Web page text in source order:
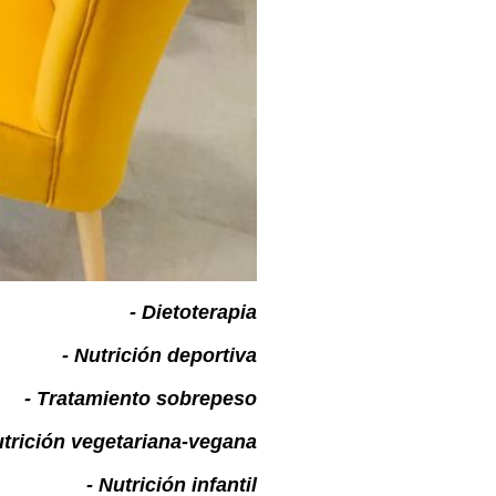
- Dietoterapia
- Nutrición deportiva
- Tratamiento sobrepeso
vegetariana-vegana
- Nutrición infantil